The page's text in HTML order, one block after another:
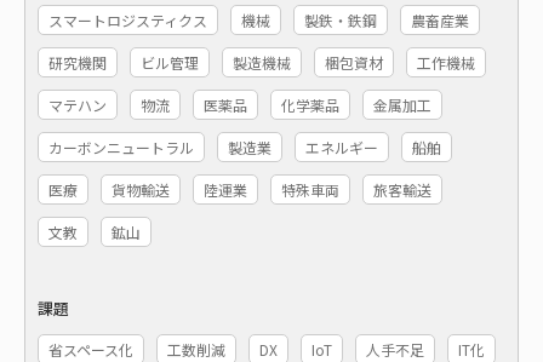
スマートロジスティクス 機械 製鉄・鉄鋼 農畜産業
研究機関 ビル管理 製造機械 梱包資材 工作機械
マテハン 物流 医薬品 化学薬品 金属加工
カーボンニュートラル 製造業 エネルギー 船舶
医療 貨物輸送 陸運業 特殊車両 旅客輸送
文教 鉱山
課題
省スペース化 工数削減 DX IoT 人手不足 IT化